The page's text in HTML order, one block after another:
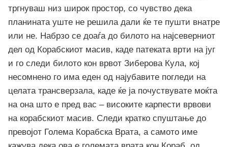
тргнуваш низ широк простор, со чувство дека
планината уште не решила дали ќе те пушти внатре
или не. Набрзо се доаѓа до билото на најсеверниот
дел од Корабскиот масив, каде патеката врти на југ
и го следи билото кон врвот Зиберова Кула, кој
несомнено го има еден од најубавите погледи на
целата трансверзала, каде ќе ја почуствувате моќта
на она што е пред вас – високите карпести врвови
на корабскиот масив. Следи кратко спуштање до
превојот Голема Корабска Врата, а самото име